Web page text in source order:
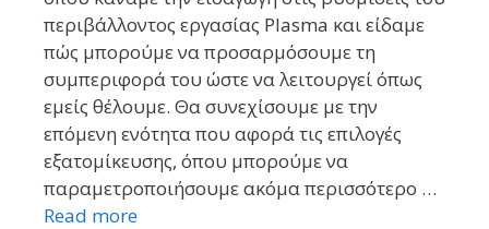
περιβάλλοντος εργασίας Plasma και είδαμε
πώς μπορούμε να προσαρμόσουμε τη
συμπεριφορά του ώστε να λειτουργεί όπως
εμείς θέλουμε. Θα συνεχίσουμε με την
επόμενη ενότητα που αφορά τις επιλογές
εξατομίκευσης, όπου μπορούμε να
παραμετροποιήσουμε ακόμα περισσότερο …
Read more